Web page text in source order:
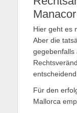
Manacor
Hier geht es
Aber die
gegebenfalls
Für den
Mallorca